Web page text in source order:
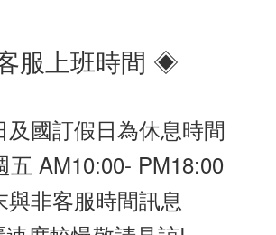
服上班時間 ◈
及國訂假日為休息時間
五 AM10:00- PM18:00
與非客服時間訊息